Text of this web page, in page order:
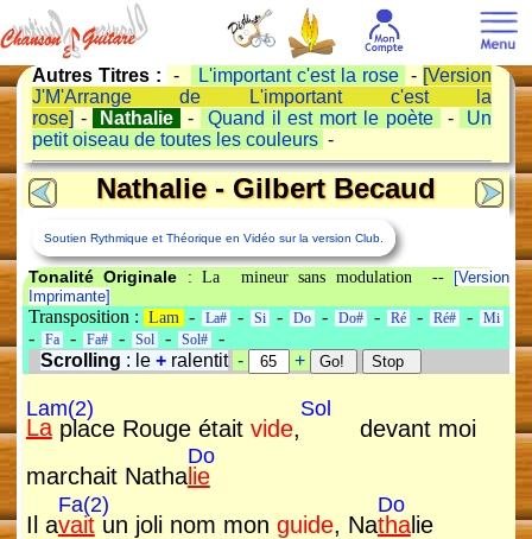
Autres Titres : - L'important c'est la rose - [Version
J'M'Arrange de L'important c'est la
rose] - Nathalie - Quand il est mort le poète -
Un
petit oiseau de toutes les couleurs -
Nathalie - Gilbert Becaud
Soutien Rythmique et Théorique en Vidéo sur la version Club.
Tonalité Originale : La mineur sans modulation -- [Version
Imprimante]
Transposition : Lam - La# - Si - Do - Do# - Ré - Ré# - Mi
- Fa - Fa# - Sol - Sol#
-
Scrolling : le +ralentit - +
Lam(2)
Laplace Rouge était vide,
Sol
devant moi
marchait Natha
Do
lie
Il a
Fa(2)
vaitun joli nom mon guide, Na
Do
thalie